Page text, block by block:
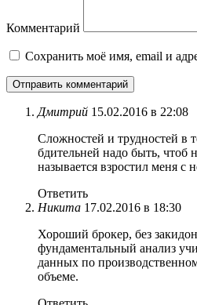
Комментарий
Сохранить моё имя, email и
Дмитрий 15.02.2016 в 22:08
Сложностей и трудностей в
бдительней надо быть, чтоб
называется взростил меня
Ответить
Никита 17.02.2016 в 18:30
Хороший брокер, без
фундаментальный анализ
данных по
объеме.